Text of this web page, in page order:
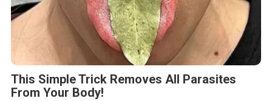
This Simple Trick Removes All Parasites
From Your Body!